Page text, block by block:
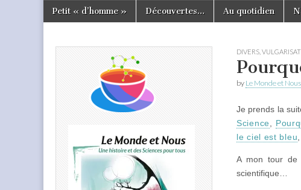
Main
menu
Skip
Petit « d’homme » Découvertes… Au quotidien
DIVERS
by Le Monde et Nous
Je prends la
Science,
le ciel est bleu,
A mon tour de
scientifique…